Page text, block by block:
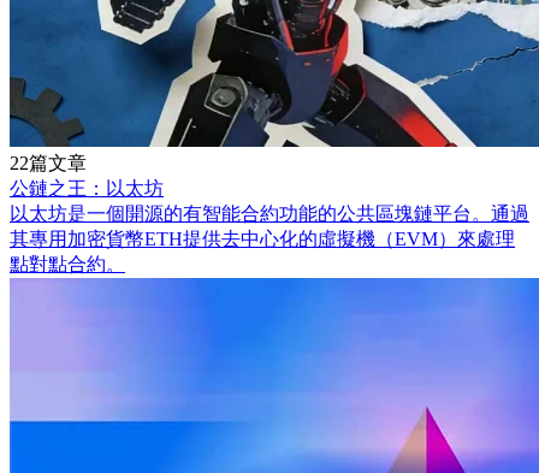
22篇文章
公鏈之王：以太坊
以太坊是一個開源的有智能合約功能的公共區塊鏈平台。通過
其專用加密貨幣ETH提供去中心化的虛擬機（EVM）來處理
點對點合約。